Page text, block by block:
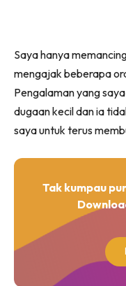
Saya hanya
mengajak beberapa
Pengalaman yang
dugaan kecil dan ia
saya untuk terus
Tak kumpau